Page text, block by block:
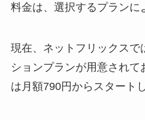
料金は、選択するプランに
現在、ネットフリックスで
ションプランが用意されて
は月額790円からスタート